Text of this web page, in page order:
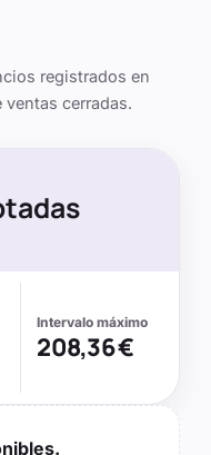
registrados en
ventas cerradas.
Intervalo máximo
208,36 €